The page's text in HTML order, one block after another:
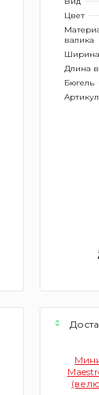
Цвет
валика
Ширина
Длина
Бюгель